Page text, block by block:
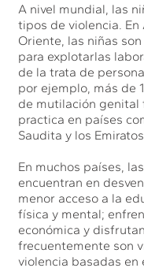
A nivel mundial, las
tipos de violencia.
Oriente, las niñas
para explotarlas
de la trata de
por ejemplo, más de
de mutilación genital
practica en países
Saudita y los
En muchos países,
encuentran en
menor acceso a la
física y mental;
económica y
frecuentemente son
violencia basadas en